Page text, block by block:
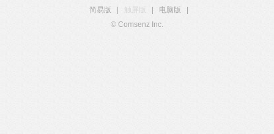
简易版
触屏版 电脑版
© Comsenz Inc.